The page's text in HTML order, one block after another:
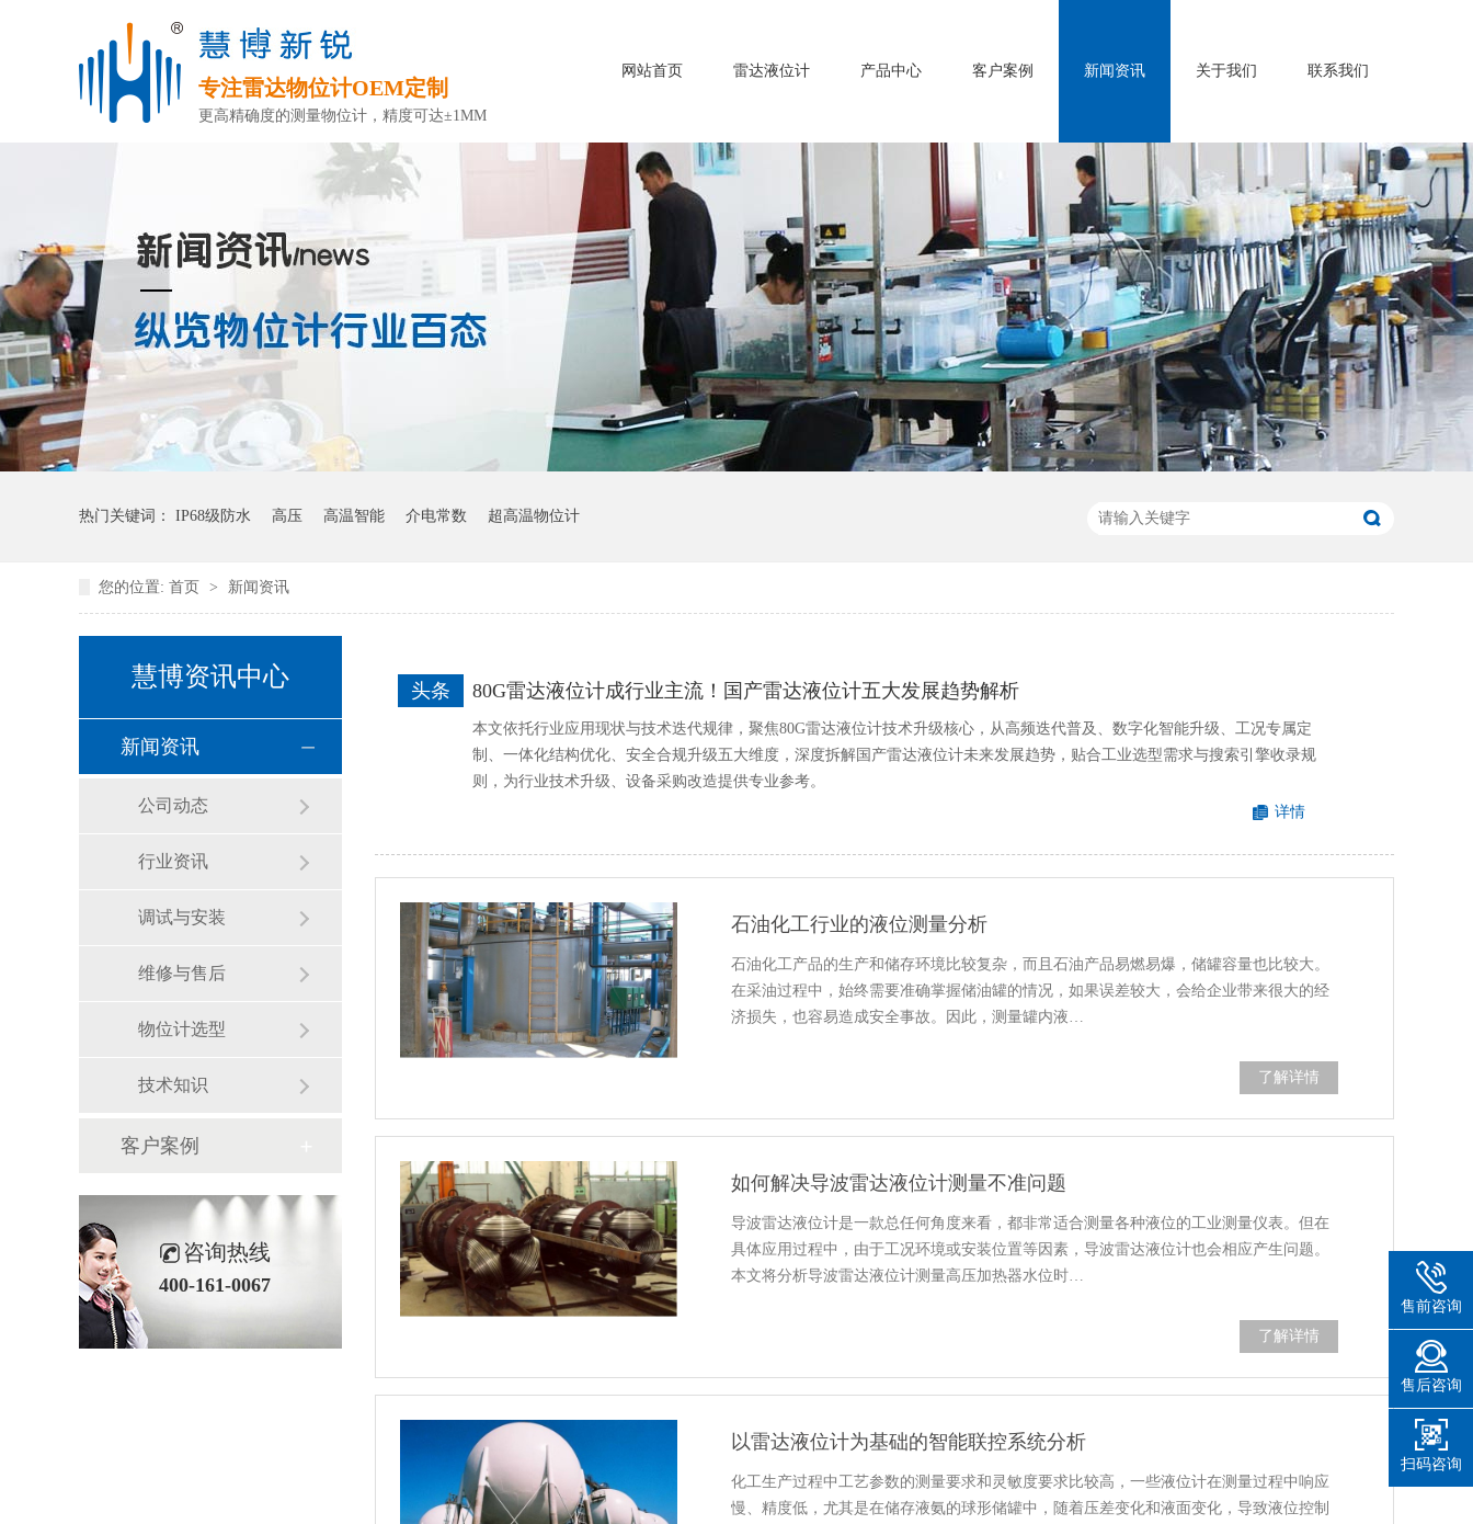
专注雷达物位计OEM定制
更高精确度的测量物位计，精度可达±1MM
网站首页 雷达液位计 产品中心 客户案例 新闻资讯 关于我们 联系我们
热门关键词： IP68级防水 高压 高温智能 介电常数 超高温物位计
您的位置: 首页 > 新闻资讯
慧博资讯中心
新闻资讯
公司动态
行业资讯
调试与安装
维修与售后
物位计选型
技术知识
客户案例
咨询热线
400-161-0067
80G雷达液位计成行业主流！国产雷达液位计五大发展趋势解析
头条
本文依托行业应用现状与技术迭代规律，聚焦80G雷达液位计技术升级核心，从高频迭代普及、数字化智能升级、工况专属定
制、一体化结构优化、安全合规升级五大维度，深度拆解国产雷达液位计未来发展趋势，贴合工业选型需求与搜索引擎收录规
则，为行业技术升级、设备采购改造提供专业参考。
详情
石油化工行业的液位测量分析
石油化工产品的生产和储存环境比较复杂，而且石油产品易燃易爆，储罐容量也比较大。
在采油过程中，始终需要准确掌握储油罐的情况，如果误差较大，会给企业带来很大的经
济损失，也容易造成安全事故。因此，测量罐内液…
了解详情
如何解决导波雷达液位计测量不准问题
导波雷达液位计是一款总任何角度来看，都非常适合测量各种液位的工业测量仪表。但在
具体应用过程中，由于工况环境或安装位置等因素，导波雷达液位计也会相应产生问题。
本文将分析导波雷达液位计测量高压加热器水位时…
了解详情
以雷达液位计为基础的智能联控系统分析
化工生产过程中工艺参数的测量要求和灵敏度要求比较高，一些液位计在测量过程中响应
慢、精度低，尤其是在储存液氨的球形储罐中，随着压差变化和液面变化，导致液位控制
售前咨询
售后咨询
扫码咨询